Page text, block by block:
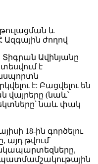
և
Ազգային ժողով
Ավինյանը
է
է: Բացվելու են
(նաև՝
նաև փակ
18-ին գործելու
թվում՝